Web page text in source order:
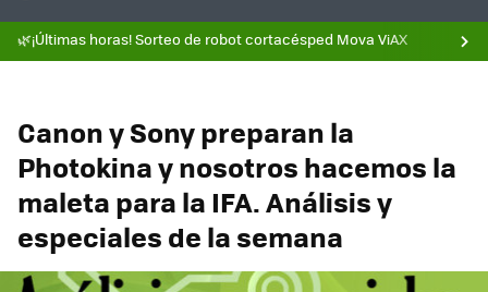
🌿¡Últimas horas! Sorteo de robot cortacésped Mova ViAX
Canon y Sony preparan la
Photokina y nosotros hacemos la
maleta para la IFA. Análisis y
especiales de la semana